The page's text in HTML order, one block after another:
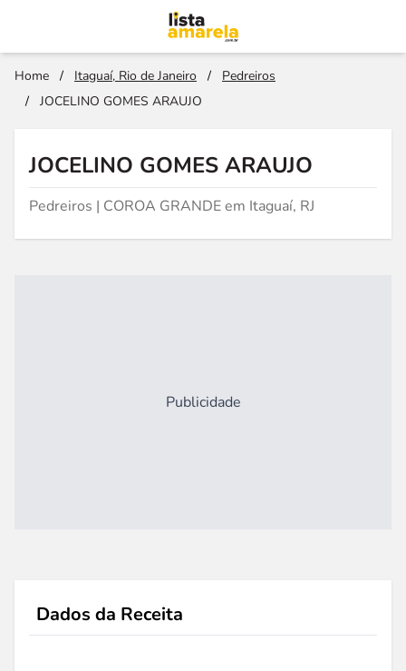
Home / Itaguaí, Rio de Janeiro /
Pedreiros
/
JOCELINO GOMES ARAUJO
JOCELINO GOMES ARAUJO
Pedreiros | COROA GRANDE em Itaguaí, RJ
Publicidade
Dados da Receita